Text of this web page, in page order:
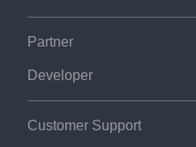
Partner
Developer
Customer Support